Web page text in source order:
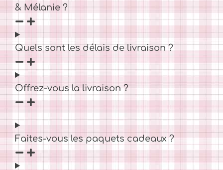
& Mélanie ?
Quels sont les délais de livraison ?
Offrez-vous la livraison ?
Faites-vous les paquets cadeaux ?